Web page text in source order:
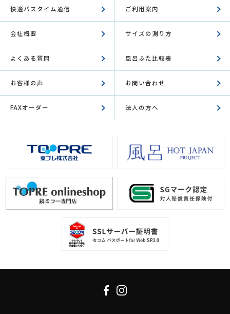
快適バスタイム通信 ご利用案内
会社概要 サイズの測り方
よくある質問 風呂ふた比較表
お客様の声 お問い合わせ
FAXオーダー 法人の方へ